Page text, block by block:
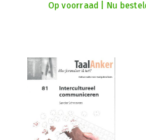
Op voorraad | Nu